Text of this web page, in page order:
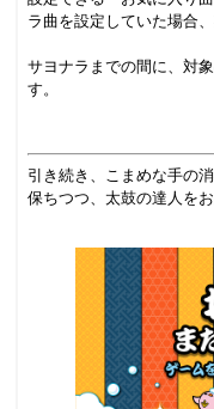
ラ曲を設定していた場合
サヨナラまでの間に、対
す。
引き続き、こまめな手の
保ちつつ、太鼓の達人を